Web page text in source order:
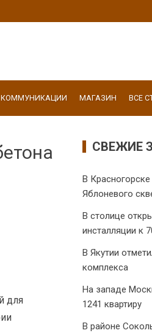
КОММУНИКАЦИИ МАГАЗИН ВСЕ
для
СВЕЖИЕ
В
Яблоневого
В столице
инсталляции к
В Якутии
комплекса
На западе
1241 квартиру
В районе